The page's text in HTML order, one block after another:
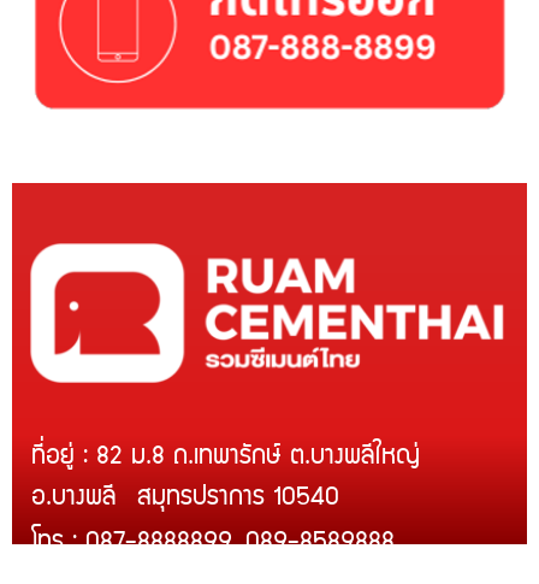
ที่อยู่ : 82 ม.8 ถ.เทพารักษ์ ต.บางพลีใหญ่
อ.บางพลี สมุทรปราการ 10540
โทร : 087-8888899, 089-8589888